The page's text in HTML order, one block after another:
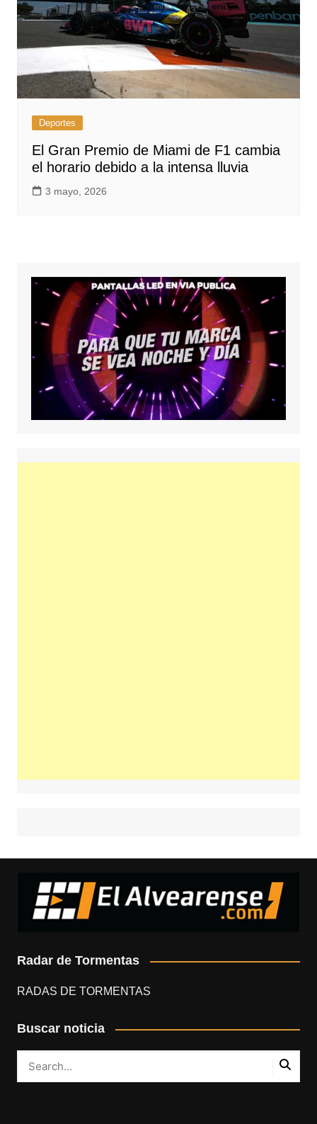
Deportes
El Gran Premio de Miami de F1 cambia
el horario debido a la intensa lluvia
3 mayo, 2026
Radar de Tormentas
RADAS DE TORMENTAS
Buscar noticia